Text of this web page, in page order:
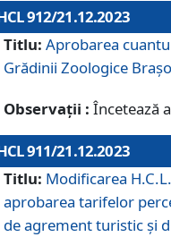
912/21.12.2023
Titlu: Aprobarea
Grădinii Zoologice
Observații : Încetează
911/21.12.2023
Titlu: Modificarea
aprobarea tarifelor
de agrement turistic și